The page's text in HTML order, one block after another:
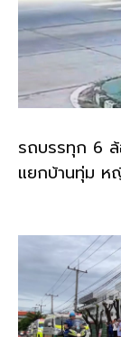
รถบรรทุก 6
แยกบ้านทุ่ม ห